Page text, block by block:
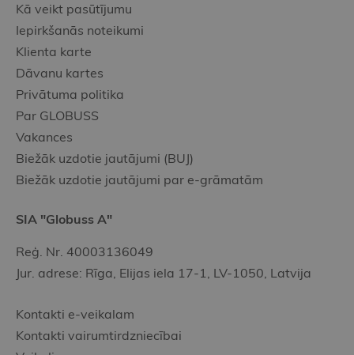
Kā veikt pasūtījumu
Iepirkšanās noteikumi
Klienta karte
Dāvanu kartes
Privātuma politika
Par GLOBUSS
Vakances
Biežāk uzdotie jautājumi (BUJ)
Biežāk uzdotie jautājumi par e-grāmatām
SIA "Globuss A"
Reģ. Nr. 40003136049
Jur. adrese: Rīga, Elijas iela 17-1, LV-1050, Latvija
Kontakti e-veikalam
Kontakti vairumtirdzniecībai